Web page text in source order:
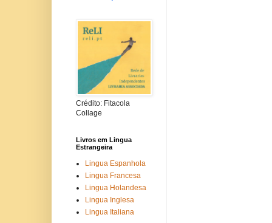
Crédito: Fitacola
Collage
Livros em Lingua
Estrangeira
Lingua Espanhola
Lingua Francesa
Lingua Holandesa
Lingua Inglesa
Lingua Italiana